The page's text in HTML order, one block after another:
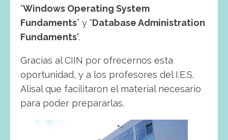
“Windows Operating System
Fundaments” y “Database Administration
Fundaments“.
Gracias al CIIN por ofrecernos esta
oportunidad, y a los profesores del I.E.S.
Alisal que facilitaron el material necesario
para poder prepararlas.